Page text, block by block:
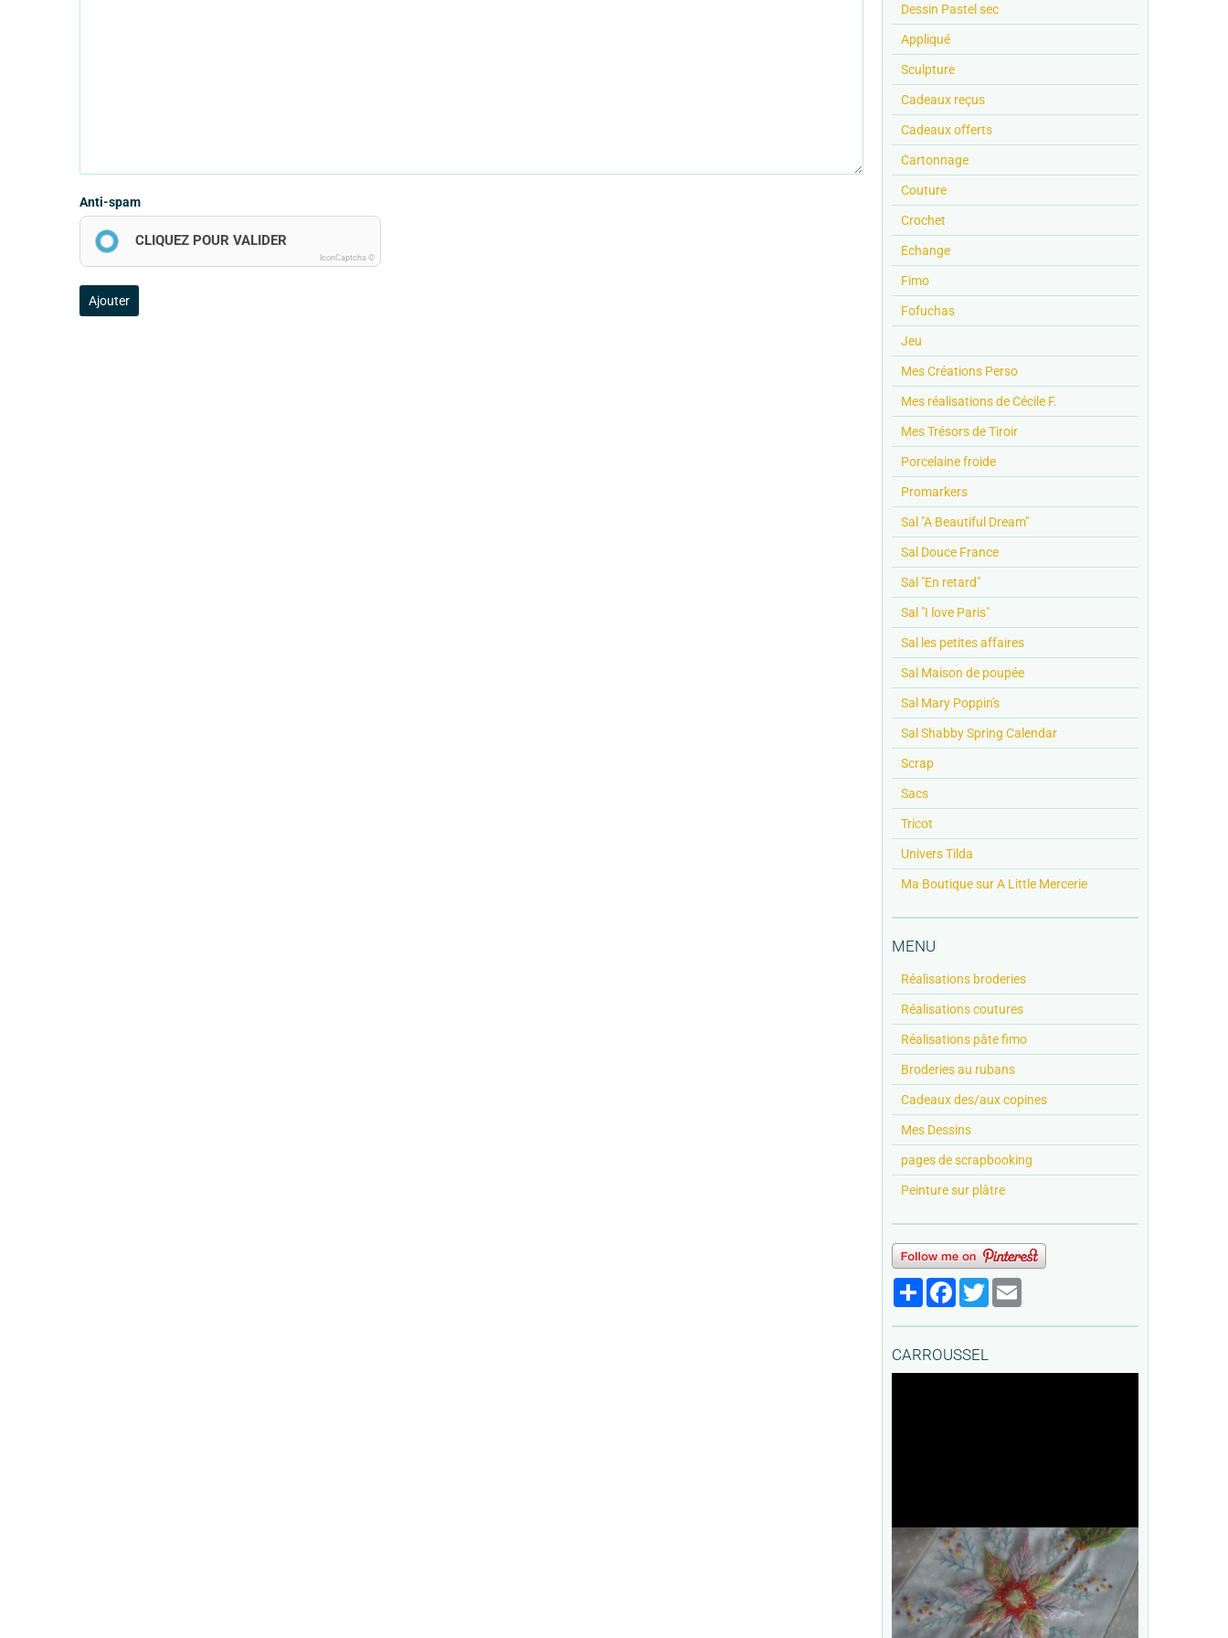
Anti-spam
CLIQUEZ POUR VALIDER
IconCaptcha ©
Ajouter
Dessin Pastel sec
Appliqué
Sculpture
Cadeaux reçus
Cadeaux offerts
Cartonnage
Couture
Crochet
Echange
Fimo
Fofuchas
Jeu
Mes Créations Perso
Mes réalisations de Cécile F.
Mes Trésors de Tiroir
Porcelaine froide
Promarkers
Sal "A Beautiful Dream"
Sal Douce France
Sal "En retard"
Sal "I love Paris"
Sal les petites affaires
Sal Maison de poupée
Sal Mary Poppin's
Sal Shabby Spring Calendar
Scrap
Sacs
Tricot
Univers Tilda
Ma Boutique sur A Little Mercerie
MENU
Réalisations broderies
Réalisations coutures
Réalisations pâte fimo
Broderies au rubans
Cadeaux des/aux copines
Mes Dessins
pages de scrapbooking
Peinture sur plâtre
PartagerFacebook
TwitterEmail
CARROUSSEL